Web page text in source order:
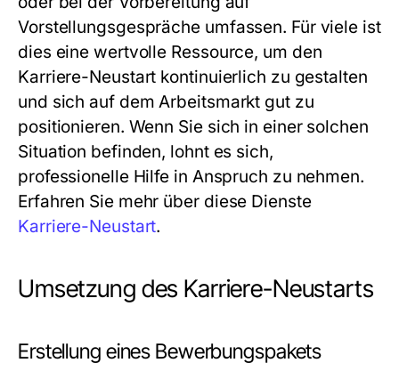
Vorstellungsgespräche umfassen. Für viele ist
dies eine wertvolle Ressource, um den
Karriere-Neustart kontinuierlich zu gestalten
und sich auf dem Arbeitsmarkt gut zu
positionieren. Wenn Sie sich in einer solchen
Situation befinden, lohnt es sich,
professionelle Hilfe in Anspruch zu nehmen.
Erfahren Sie mehr über diese Dienste
Karriere-Neustart.
Umsetzung des Karriere-Neustarts
Erstellung eines Bewerbungspakets